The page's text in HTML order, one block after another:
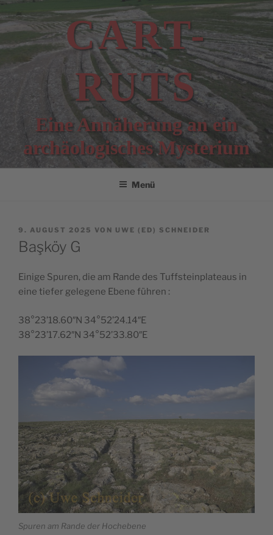
Zum
Inhalt
springen
CART-
RUTS
Eine Annäherung an ein
archäologisches Mysterium
Menü
VERÖFFENTLICHT
AM
9. AUGUST 2025 VON UWE (ED) SCHNEIDER
Başköy G
Einige Spuren, die am Rande des Tuffsteinplateaus in
eine tiefer gelegene Ebene führen :
38°23’18.60″N 34°52’24.14″E
38°23’17.62″N 34°52’33.80″E
Spuren am Rande der Hochebene